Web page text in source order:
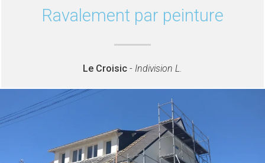
Ravalement par peinture
Le Croisic - Indivision L.